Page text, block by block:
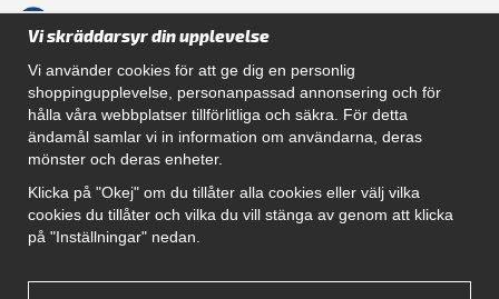
Navigation
Hur beställer jag
Gör Det Själv Paket
Montera dragkrok
SUPPORT
Villkor
Vi skräddarsyr din upplevelse
Vi använder cookies för att ge dig en personlig
shoppingupplevelse, personanpassad annonsering och för
hålla våra webbplatser tillförlitliga och säkra. För detta
ändamål samlar vi in information om användarna, deras
mönster och deras enheter.
Klicka på "Okej" om du tillåter alla cookies eller välj vilka
cookies du tillåter och vilka du vill stänga av genom att klicka
på "Inställningar" nedan.